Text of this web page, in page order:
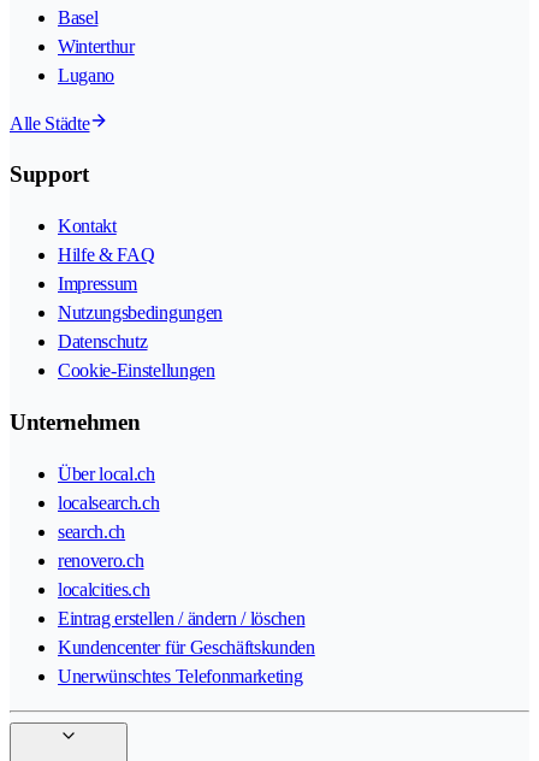
Basel
Winterthur
Lugano
Alle Städte
Support
Kontakt
Hilfe & FAQ
Impressum
Nutzungsbedingungen
Datenschutz
Cookie-Einstellungen
Unternehmen
Über local.ch
localsearch.ch
search.ch
renovero.ch
localcities.ch
Eintrag erstellen / ändern / löschen
Kundencenter für Geschäftskunden
Unerwünschtes Telefonmarketing